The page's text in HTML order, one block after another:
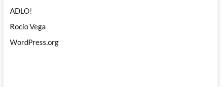
ADLO!
Rocío Vega
WordPress.org